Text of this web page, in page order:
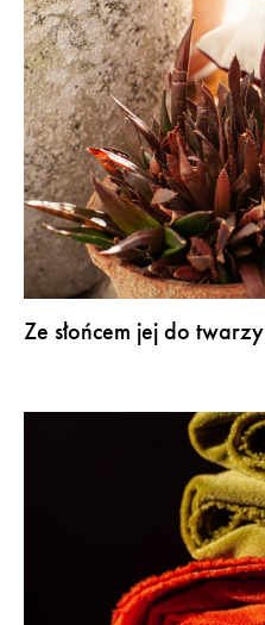
Ze słońcem jej do twarzy